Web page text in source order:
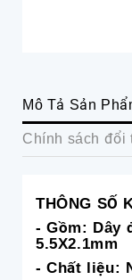
Mô Tả Sản
Chính sách đổi
THÔNG SỐ
- Gồm: Dây
5.5X2.1mm
- Chất liệu: